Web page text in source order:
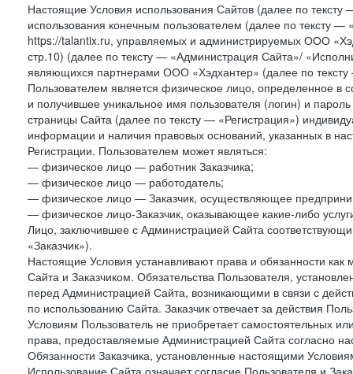
Настоящие Условия использования Сайтов (далее по
использования конечным пользователем (далее по тексту
https://talantix.ru, управляемых и администрируемых ООО
стр.10) (далее по тексту — «Администрация Сайта»/
являющихся партнерами ООО «Хэдхантер» (далее по
Пользователем является физическое лицо, определенное в
и получившее уникальное имя пользователя (логин) и
страницы Сайта (далее по тексту — «Регистрация»)
информации и наличия правовых оснований, указанных в
Регистрации. Пользователем может являться:
— физическое лицо — работник Заказчика;
— физическое лицо — работодатель;
— физическое лицо — Заказчик, осуществляющее
— физическое лицо-Заказчик, оказывающее какие-либо
Лицо, заключившее с Администрацией Сайта
«Заказчик»).
Настоящие Условия устанавливают права и обязанности
Сайта и Заказчиком. Обязательства Пользователя,
перед Администрацией Сайта, возникающими в связи с
по использованию Сайта. Заказчик отвечает за действия
Условиям Пользователь не приобретает самостоятельных
права, предоставляемые Администрацией Сайта согласно
Обязанности Заказчика, установленные настоящими
Использование Сайта означает согласие Пользователя и